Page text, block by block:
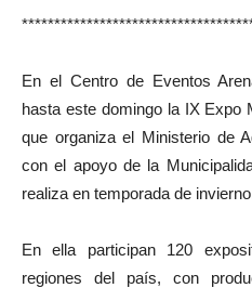
En el Centro de Eventos
hasta este domingo la IX Expo
que organiza el Ministerio de
con el apoyo de la
realiza en temporada de
En ella participan 120
regiones del país, con